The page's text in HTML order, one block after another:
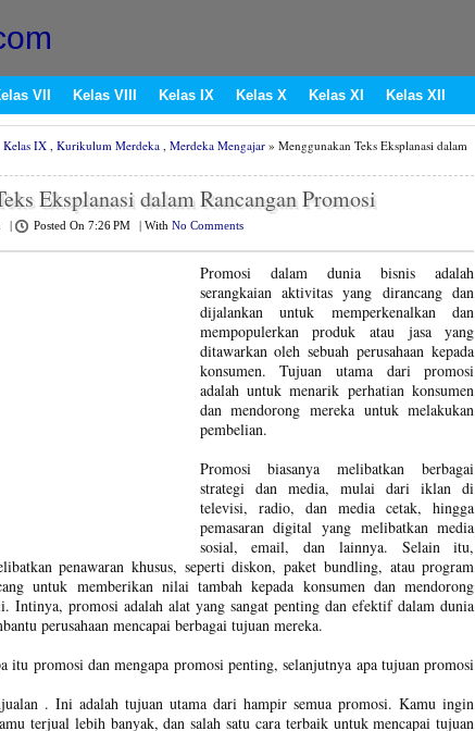
VII Kelas VIII Kelas IX Kelas X Kelas XI Kelas XII
Kelas IX, Kurikulum Merdeka, Merdeka Mengajar» Menggunakan Teks Eksplanasi dalam
Eksplanasi dalam Rancangan Promosi
Posted On 7:26 PM With No Comments
Promosi dalam dunia bisnis adalah
serangkaian aktivitas yang dirancang dan
dijalankan untuk memperkenalkan dan
mempopulerkan produk atau jasa yang
ditawarkan oleh sebuah perusahaan kepada
konsumen. Tujuan utama dari promosi
adalah untuk menarik perhatian konsumen
dan mendorong mereka untuk melakukan
pembelian.
Promosi biasanya melibatkan berbagai
strategi dan media, mulai dari iklan di
televisi, radio, dan media cetak, hingga
pemasaran digital yang melibatkan media
sosial, email, dan lainnya. Selain itu,
penawaran khusus, seperti diskon, paket bundling, atau program
untuk memberikan nilai tambah kepada konsumen dan mendorong
Intinya, promosi adalah alat yang sangat penting dan efektif dalam dunia
perusahaan mencapai berbagai tujuan mereka.
itu promosi dan mengapa promosi penting, selanjutnya apa tujuan promosi
. Ini adalah tujuan utama dari hampir semua promosi. Kamu ingin
terjual lebih banyak, dan salah satu cara terbaik untuk mencapai tujuan